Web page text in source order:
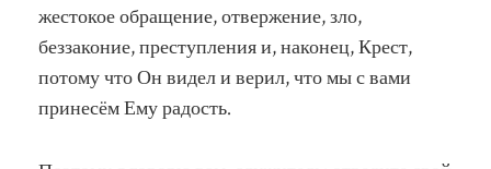
жестокое обращение, отвержение, зло,
беззаконие, преступления и, наконец, Крест,
потому что Он видел и верил, что мы с вами
принесём Ему радость.